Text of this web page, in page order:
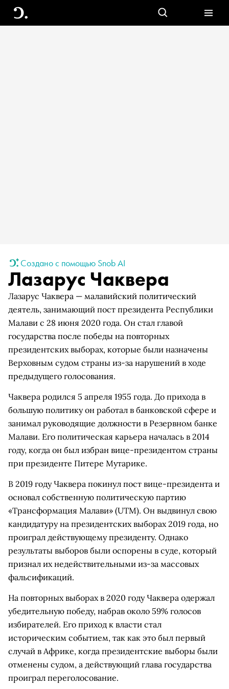
Создано с помощью Snob AI
Лазарус Чаквера
Лазарус Чаквера — малавийский политический
деятель, занимающий пост президента Республики
Малави с 28 июня 2020 года. Он стал главой
государства после победы на повторных
президентских выборах, которые были назначены
Верховным судом страны из-за нарушений в ходе
предыдущего голосования.
Чаквера родился 5 апреля 1955 года. До прихода в
большую политику он работал в банковской сфере и
занимал руководящие должности в Резервном банке
Малави. Его политическая карьера началась в 2014
году, когда он был избран вице-президентом страны
при президенте Питере Мутарике.
В 2019 году Чаквера покинул пост вице-президента и
основал собственную политическую партию
«Трансформация Малави» (UTM). Он выдвинул свою
кандидатуру на президентских выборах 2019 года, но
проиграл действующему президенту. Однако
результаты выборов были оспорены в суде, который
признал их недействительными из-за массовых
фальсификаций.
На повторных выборах в 2020 году Чаквера одержал
убедительную победу, набрав около 59% голосов
избирателей. Его приход к власти стал
историческим событием, так как это был первый
случай в Африке, когда президентские выборы были
отменены судом, а действующий глава государства
проиграл переголосование.